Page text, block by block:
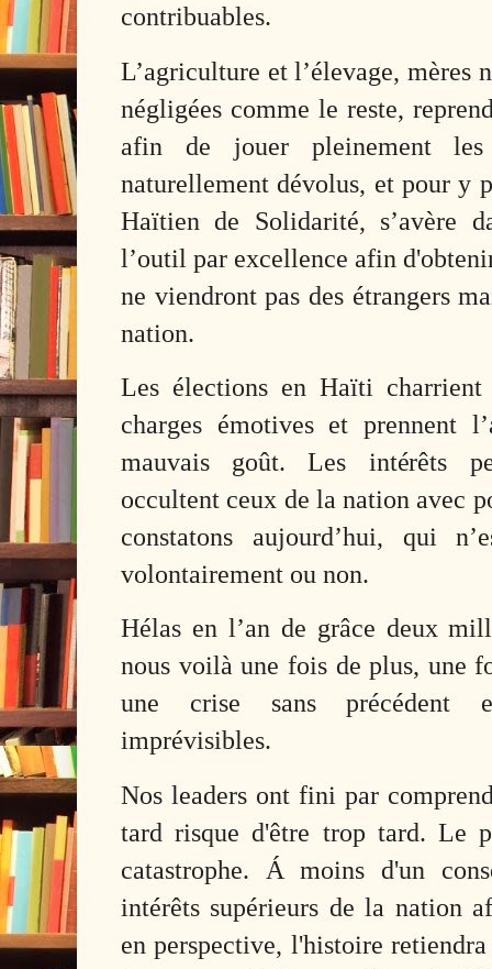
contribuables.
L’agriculture et l’élevage, mères
négligées comme le reste,
afin de jouer pleinement
naturellement dévolus, et pour y
Haïtien de Solidarité, s’avère
l’outil par excellence afin
ne viendront pas des étrangers
nation.
Les élections en Haïti
charges émotives et prennent
mauvais goût. Les intérêts
occultent ceux de la nation avec
constatons aujourd’hui, qui
volontairement ou non.
Hélas en l’an de grâce deux
nous voilà une fois de plus, une
une crise sans précédent
imprévisibles.
Nos leaders ont fini par
tard risque d'être trop tard. Le
catastrophe. Á moins d'un
intérêts supérieurs de la nation
en perspective, l'histoire